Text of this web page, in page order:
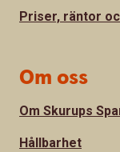
Priser, räntor
Om oss
Om Skurups
Hållbarhet